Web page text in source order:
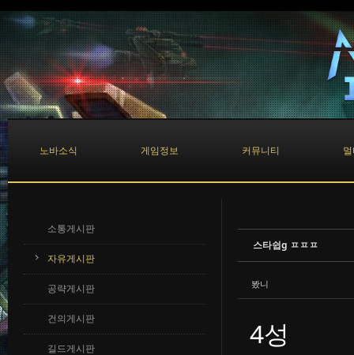
노바소식 게임정보 커뮤니티
소통게시판
자유게시판
공략게시판
건의게시판
길드게시판
스타쉽g ㅍㅍㅍ
봤니
4성
Sketchbook5, 스케치북5
Sketchbook5, 스케치북5